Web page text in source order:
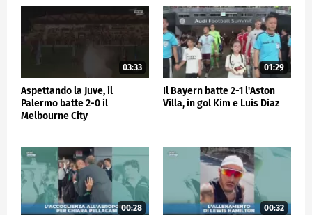
03:33
Aspettando la Juve, il
Palermo batte 2-0 il
Melbourne City
01:29
Il Bayern batte 2-1 l'Aston
Villa, in gol Kim e Luis Diaz
00:28 00:32